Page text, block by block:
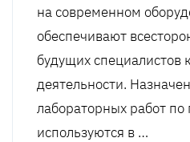
на современном
обеспечивают
будущих специалистов
деятельности.
лабораторных работ по
используются в …